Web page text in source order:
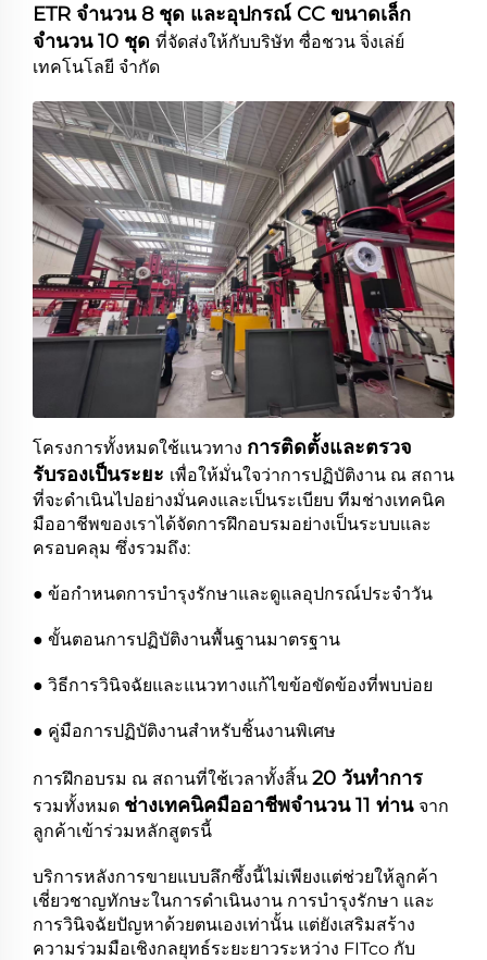
ETR จำนวน 8 ชุด และอุปกรณ์ CC ขนาดเล็ก
จำนวน 10 ชุด ที่จัดส่งให้กับบริษัท ซื่อชวน จิ่งเล่ย์
เทคโนโลยี จำกัด
โครงการทั้งหมดใช้แนวทาง การติดตั้งและตรวจ
รับรองเป็นระยะ เพื่อให้มั่นใจว่าการปฏิบัติงาน ณ สถาน
ที่จะดำเนินไปอย่างมั่นคงและเป็นระเบียบ ทีมช่างเทคนิค
มืออาชีพของเราได้จัดการฝึกอบรมอย่างเป็นระบบและ
ครอบคลุม ซึ่งรวมถึง:
● ข้อกำหนดการบำรุงรักษาและดูแลอุปกรณ์ประจำวัน
● ขั้นตอนการปฏิบัติงานพื้นฐานมาตรฐาน
● วิธีการวินิจฉัยและแนวทางแก้ไขข้อขัดข้องที่พบบ่อย
● คู่มือการปฏิบัติงานสำหรับชิ้นงานพิเศษ
การฝึกอบรม ณ สถานที่ใช้เวลาทั้งสิ้น 20 วันทำการ
รวมทั้งหมด ช่างเทคนิคมืออาชีพจำนวน 11 ท่าน จาก
ลูกค้าเข้าร่วมหลักสูตรนี้
บริการหลังการขายแบบลึกซึ้งนี้ไม่เพียงแต่ช่วยให้ลูกค้า
เชี่ยวชาญทักษะในการดำเนินงาน การบำรุงรักษา และ
การวินิจฉัยปัญหาด้วยตนเองเท่านั้น แต่ยังเสริมสร้าง
ความร่วมมือเชิงกลยุทธ์ระยะยาวระหว่าง FITco กับ